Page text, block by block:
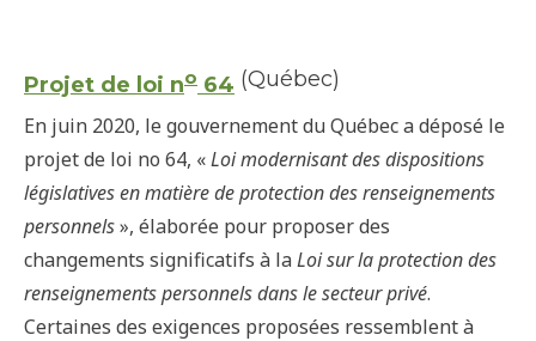
Projet de loi no 64 (Québec)
En juin 2020, le gouvernement du Québec a déposé le
projet de loi no 64, «Loi modernisant des dispositions
législatives en matière de protection des renseignements
personnels», élaborée pour proposer des
changements significatifs à laLoi sur la protection des
renseignements personnels dans le secteur privé.
Certaines des exigences proposées ressemblent à